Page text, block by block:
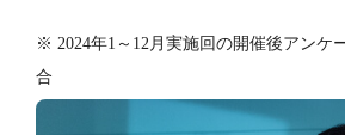
※ 2024年1～12月実施回の開催後アンケ
合